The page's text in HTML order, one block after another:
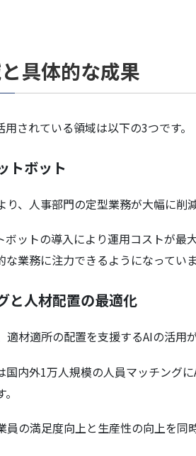
具体的な成果
されている領域は以下の3つです。
トボット
、人事部門の定型業務が大幅に削
ボットの導入により運用コストが最
業務に注力できるようになっていま
と人材配置の最適化
材適所の配置を支援するAIの活用が
国内外1万人規模の人員マッチング
の満足度向上と生産性の向上を同